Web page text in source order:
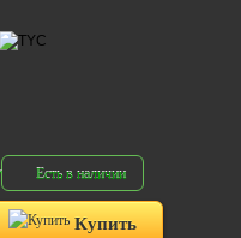
Есть в наличии
Купить